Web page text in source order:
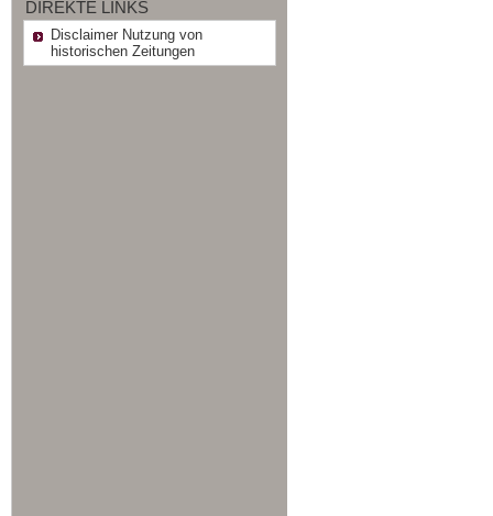
DIREKTE LINKS
Disclaimer Nutzung von
historischen Zeitungen